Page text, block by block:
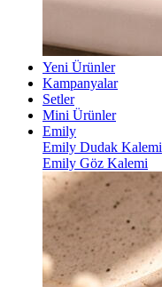
Yeni Ürünler
Kampanyalar
Setler
Mini Ürünler
Emily
Emily Dudak Kalemi
Emily Göz Kalemi